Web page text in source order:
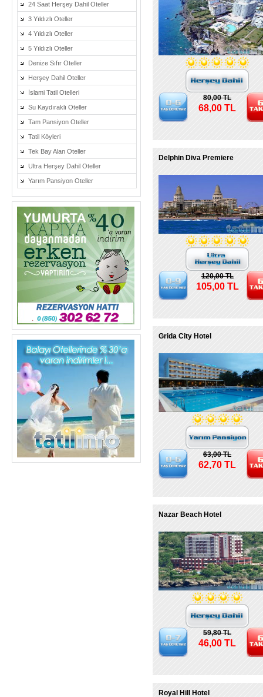
24 Saat Herşey Dahil Oteller
3 Yıldızlı Oteller
4 Yıldızlı Oteller
5 Yıldızlı Oteller
Denize Sıfır Oteller
Herşey Dahil Oteller
İslami Tatil Otelleri
Su Kaydıraklı Oteller
Tam Pansiyon Oteller
Tatil Köyleri
Tek Bay Alan Oteller
Ultra Herşey Dahil Oteller
Yarım Pansiyon Oteller
80,00 TL
68,00 TL
Delphin Diva Premiere
120,00 TL
105,00 TL
Grida City Hotel
63,00 TL
62,70 TL
Nazar Beach Hotel
59,80 TL
46,00 TL
Royal Hill Hotel